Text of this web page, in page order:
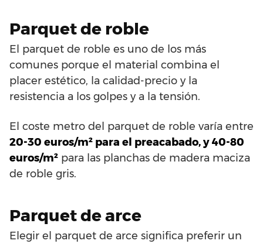
Parquet de roble
El parquet de roble es uno de los más
comunes porque el material combina el
placer estético, la calidad-precio y la
resistencia a los golpes y a la tensión.
El coste metro del parquet de roble varía entre
20-30 euros/m² para el preacabado, y 40-80
euros/m² para las planchas de madera maciza
de roble gris.
Parquet de arce
Elegir el parquet de arce significa preferir un